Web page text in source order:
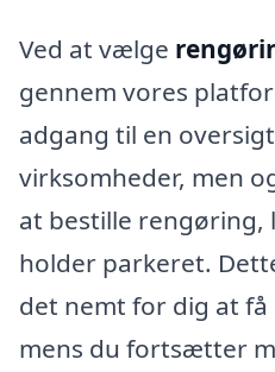
Ved at vælge
gennem vores
adgang til en
virksomheder, men
at bestille rengøring,
holder parkeret.
det nemt for dig at
mens du fortsætter